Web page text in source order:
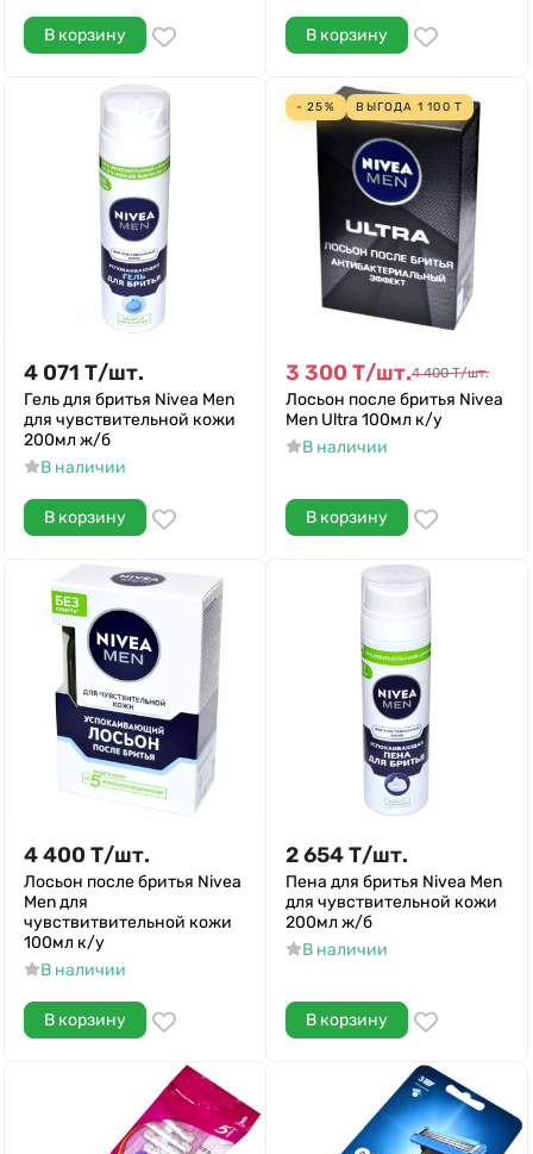
В корзину В корзину
4 071 Т/шт.
Гель для бритья Nivea Men
для чувствительной кожи
200мл ж/б
В наличии
В корзину
- 25% ВЫГОДА 1 100 Т
3 300 Т/шт.4 400 Т/шт.
Лосьон после бритья Nivea
Men Ultra 100мл к/у
В наличии
В корзину
4 400 Т/шт.
Лосьон после бритья Nivea
Men для
чувствитвительной кожи
100мл к/у
В наличии
В корзину
2 654Т/шт.
Пена для бритья Nivea Men
для чувствительной кожи
200мл ж/б
В наличии
В корзину